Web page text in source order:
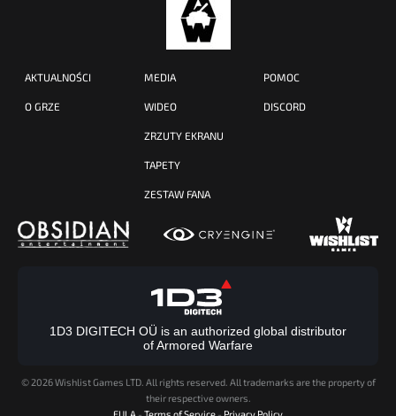
AKTUALNOŚCI
O GRZE
MEDIA
WIDEO
ZRZUTY EKRANU
TAPETY
ZESTAW FANA
POMOC
DISCORD
1D3 DIGITECH OÜ is an authorized global distributor
of Armored Warfare
© 2026 Wishlist Games LTD. All rights reserved. All trademarks are the property of
their respective owners.